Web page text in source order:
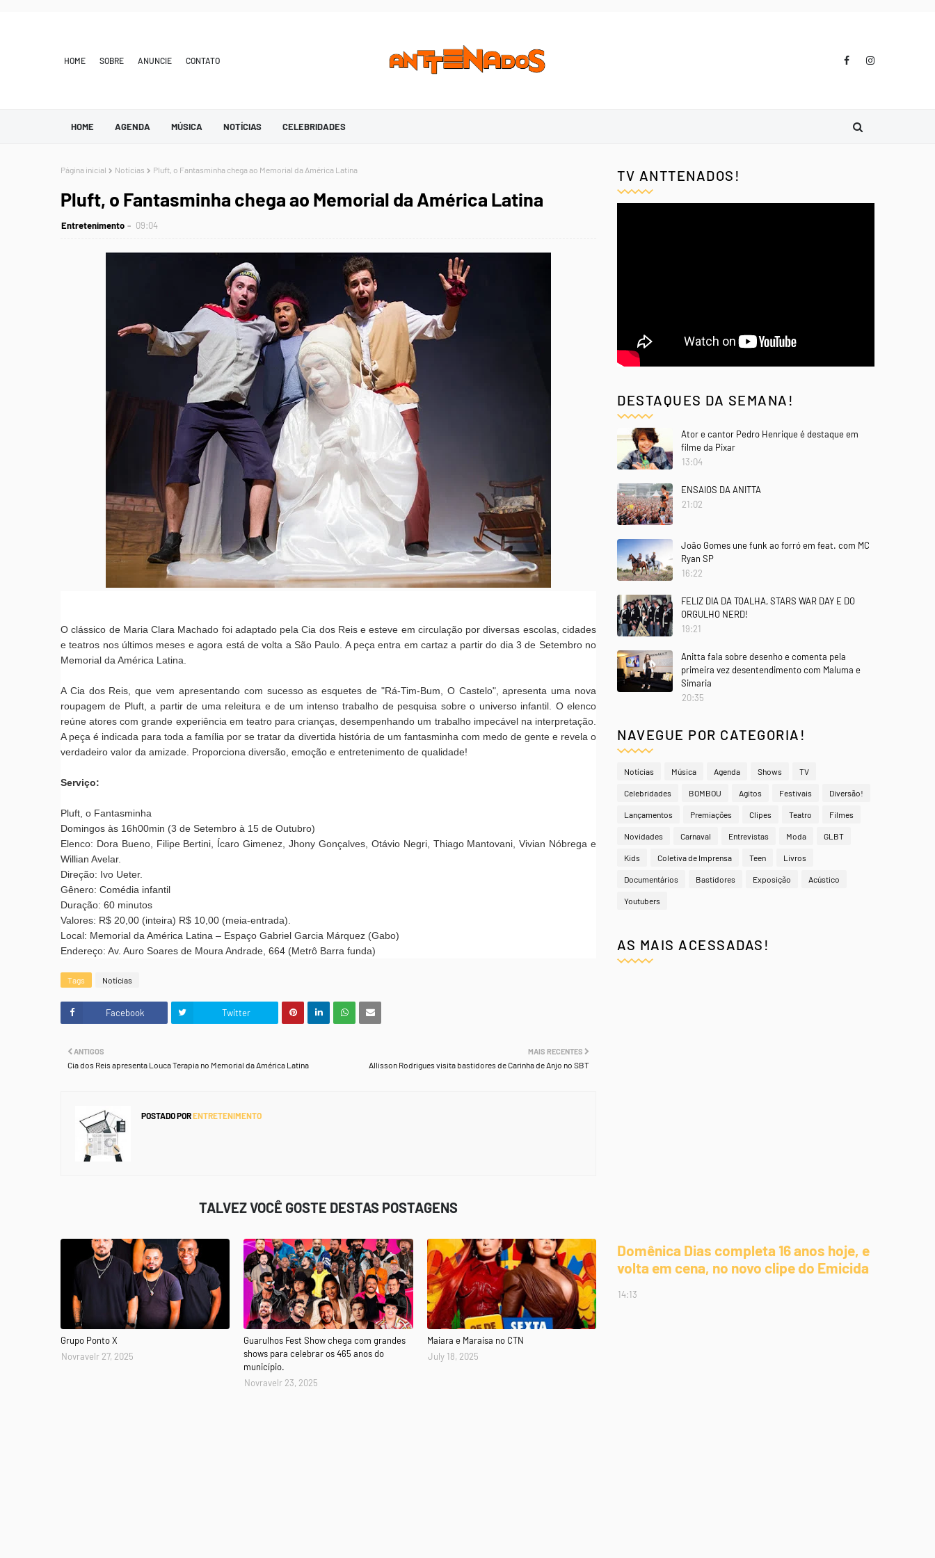
HOME SOBRE ANUNCIE CONTATO
HOME AGENDA MÚSICA NOTÍCIAS CELEBRIDADES
Página inicial Notícias Pluft, o Fantasminha chega ao Memorial da América Latina
Pluft, o Fantasminha chega ao Memorial da América Latina
Entretenimento 09:04
O clássico de Maria Clara Machado foi adaptado pela Cia dos Reis e esteve em circulação por diversas escolas, cidades
e teatros nos últimos meses e agora está de volta a São Paulo. A peça entra em cartaz a partir do dia 3 de Setembro no
Memorial da América Latina.
A Cia dos Reis, que vem apresentando com sucesso as esquetes de "Rá-Tim-Bum, O Castelo", apresenta uma nova
roupagem de Pluft, a partir de uma releitura e de um intenso trabalho de pesquisa sobre o universo infantil. O elenco
reúne atores com grande experiência em teatro para crianças, desempenhando um trabalho impecável na interpretação.
A peça é indicada para toda a família por se tratar da divertida história de um fantasminha com medo de gente e revela o
verdadeiro valor da amizade. Proporciona diversão, emoção e entretenimento de qualidade!
Serviço:
Pluft, o Fantasminha
Domingos às 16h00min (3 de Setembro à 15 de Outubro)
Elenco: Dora Bueno, Filipe Bertini, Ícaro Gimenez, Jhony Gonçalves, Otávio Negri, Thiago Mantovani, Vivian Nóbrega e
Willian Avelar.
Direção: Ivo Ueter.
Gênero: Comédia infantil
Duração: 60 minutos
Valores: R$ 20,00 (inteira) R$ 10,00 (meia-entrada).
Local: Memorial da América Latina – Espaço Gabriel Garcia Márquez (Gabo)
Endereço: Av. Auro Soares de Moura Andrade, 664 (Metrô Barra funda)
Tags Notícias
Facebook Twitter
MAIS RECENTES
Allisson Rodrigues visita bastidores de Carinha de Anjo no SBT
ANTIGOS
Cia dos Reis apresenta Louca Terapia no Memorial da América Latina
POSTADO PORENTRETENIMENTO
TALVEZ VOCÊ GOSTE DESTAS POSTAGENS
Grupo Ponto X
Novravelr 27, 2025
Guarulhos Fest Show chega com grandes
shows para celebrar os 465 anos do
município.
Novravelr 23, 2025
Maiara e Maraisa no CTN
July 18, 2025
TV ANTTENADOS!
DESTAQUES DA SEMANA!
Ator e cantor Pedro Henrique é destaque em
filme da Pixar
13:04
ENSAIOS DA ANITTA
21:02
João Gomes une funk ao forró em feat. com MC
Ryan SP
16:22
FELIZ DIA DA TOALHA, STARS WAR DAY E DO
ORGULHO NERD!
19:21
Anitta fala sobre desenho e comenta pela
primeira vez desentendimento com Maluma e
Simaria
20:35
NAVEGUE POR CATEGORIA!
Notícias Música Agenda Shows TV
Celebridades BOMBOU Agitos Festivais Diversão!
Lançamentos Premiações Clipes Teatro Filmes
Novidades Carnaval Entrevistas Moda GLBT
Kids Coletiva de Imprensa Teen Livros
Documentários Bastidores Exposição Acústico
Youtubers
AS MAIS ACESSADAS!
Domênica Dias completa 16 anos hoje, e
volta em cena, no novo clipe do Emicida
14:13